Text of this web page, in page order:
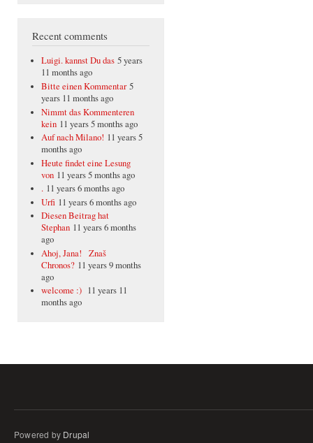
Recent comments
Luigi. kannst Du das 5 years
11 months ago
Bitte einen Kommentar 5
years 11 months ago
Nimmt das Kommenteren
kein 11 years 5 months ago
Auf nach Milano! 11 years 5
months ago
Heute findet eine Lesung
von 11 years 5 months ago
. 11 years 6 months ago
Urfi 11 years 6 months ago
Diesen Beitrag hat
Stephan 11 years 6 months
ago
Ahoj, Jana! Znaš
Chronos? 11 years 9 months
ago
welcome :) 11 years 11
months ago
Powered by Drupal